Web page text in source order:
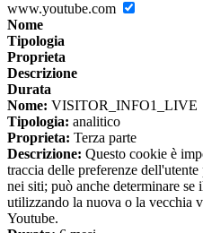
www.youtube.com
Nome
Tipologia
Proprieta
Descrizione
Durata
Nome: VISITOR_INFO1_LIVE
Tipologia: analitico
Proprieta: Terza parte
Descrizione: Questo cookie è
traccia delle preferenze
nei siti; può anche determinare se
utilizzando la nuova o la vecchia
Youtube.